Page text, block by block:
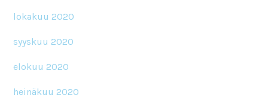
lokakuu 2020
syyskuu 2020
elokuu 2020
heinäkuu 2020